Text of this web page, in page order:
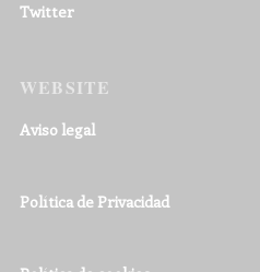
Twitter
WEBSITE
Aviso legal
Política de Privacidad